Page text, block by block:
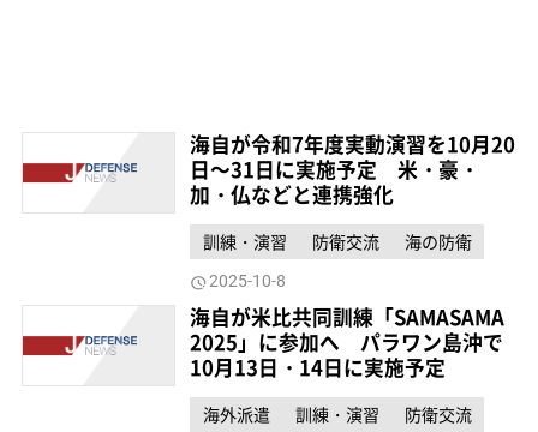
海自が令和7年度実動演習を10月20
日～31日に実施予定 米・豪・
加・仏などと連携強化
訓練・演習 防衛交流 海の防衛
2025-10-8
海自が米比共同訓練「SAMASAMA
2025」に参加へ パラワン島沖で
10月13日・14日に実施予定
海外派遣 訓練・演習 防衛交流